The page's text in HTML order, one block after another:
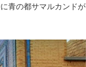
青の都サマルカンドが